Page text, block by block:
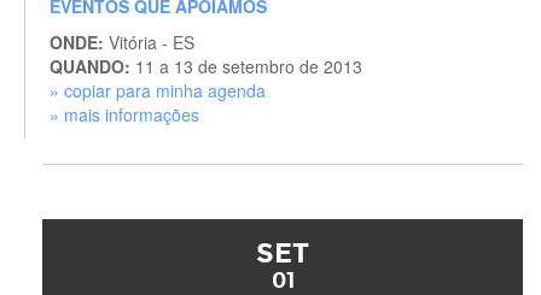
EVENTOS QUE APOIAMOS
ONDE: Vitória - ES
QUANDO: 11 a 13 de setembro de 2013
» copiar para minha agenda
» mais informações
SET
01